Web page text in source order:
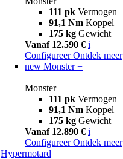
111 pk Vermogen
91,1 Nm Koppel
175 kg Gewicht
Vanaf 12.590 € i
Configureer Ontdek meer
new Monster +
Monster +
111 pk Vermogen
91,1 Nm Koppel
175 kg Gewicht
Vanaf 12.890 € i
Configureer Ontdek meer
Hypermotard